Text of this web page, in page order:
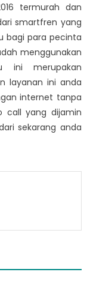
termurah dan
smartfren yang
bagi para pecinta
menggunakan
ini merupakan
layanan ini anda
internet tanpa
call yang dijamin
sekarang anda